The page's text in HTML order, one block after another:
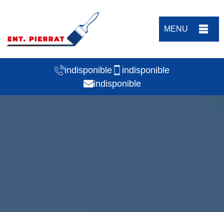
MENU
indisponible
indisponible
indisponible